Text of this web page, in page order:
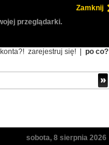
Zamknij
przeglądarki.
zarejestruj się! po co?
sobota, 8 sierpnia 2026